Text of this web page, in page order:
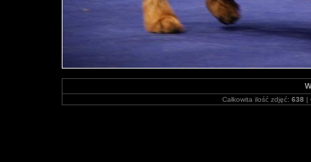
Całkowita ilość zdjęć: 638 |